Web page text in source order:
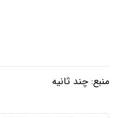
منبع: چند ثانیه